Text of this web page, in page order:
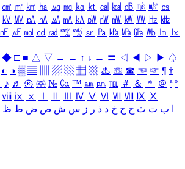
㎠ ㎡ ㎢ ㏊ ㎍ ㎎ ㎏ ㏏ ㎈ ㎉ ㏈ ㎧ ㎨ ㎰
㎸ ㎹ ㎀ ㎁ ㎂ ㎃ ㎄ ㎺ ㎻ ㎽ ㎾ ㎿ ㎐ ㎑
㎋ ㎌ ㏖ ㏅ ㎭ ㎮ ㎯ ㏛ ㎩ ㎪ ㎫ ㎬ ㏝ ㏐
㏓
◆ □ ■ △ ▽ → ← ↑ ↓ ↔ 〓 ◁ ◀ ▷ ▶ ♤
◐ ◑ ▒ ▤ ▨ ▧ ▦ ▩ ♨ ☏ ☎ ☜ ☞ ¶ †
♪ ♬ ㉿ ㈜ № ㏇ ™ ㏂ ㏘ ℡ ＃ ＆ ＊ ＠ ª º
ⅷ ⅸ ⅹ Ⅳ Ⅴ Ⅵ Ⅶ Ⅷ Ⅸ Ⅹ
ب ت ث ج ح خ د ذ ر ز س ش ص ض ط ظ